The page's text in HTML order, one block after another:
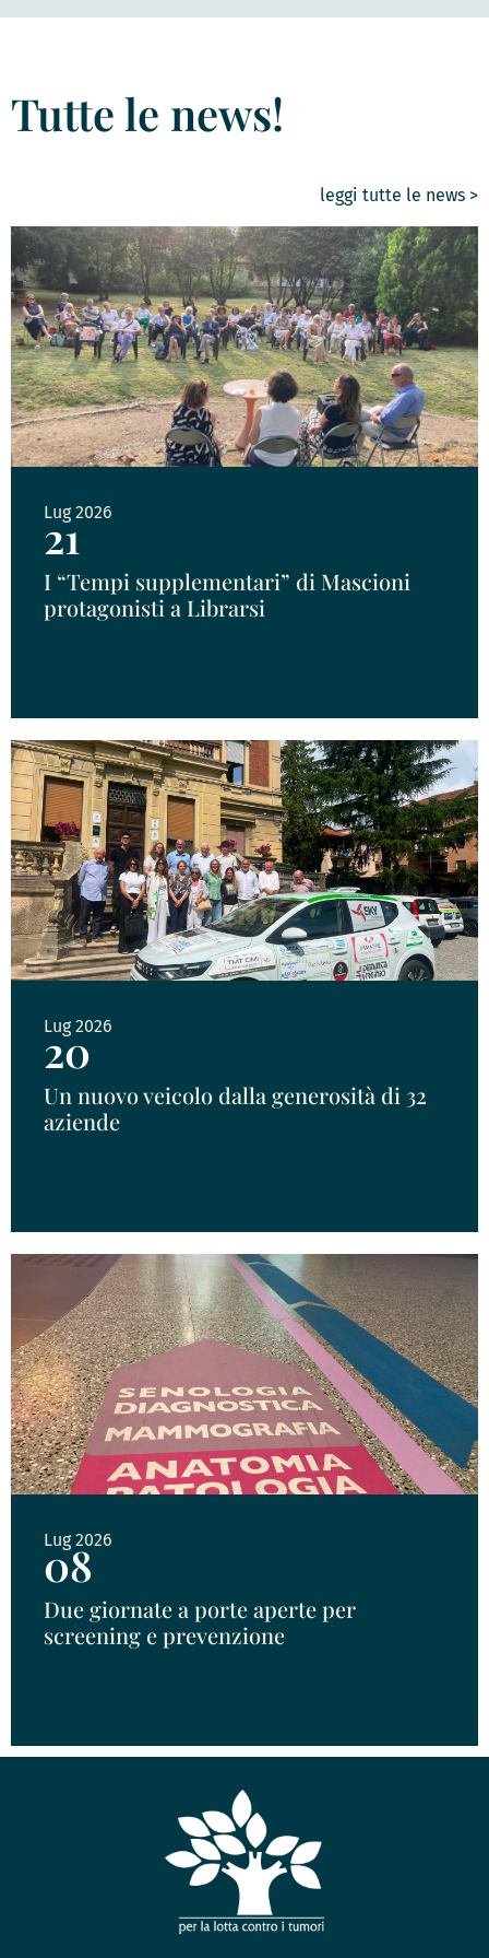
Tutte le news!
leggi tutte le news >
Lug 2026
21
I “Tempi supplementari” di Mascioni
protagonisti a Librarsi
Lug 2026
20
Un nuovo veicolo dalla generosità di 32
aziende
Lug 2026
08
Due giornate a porte aperte per
screening e prevenzione